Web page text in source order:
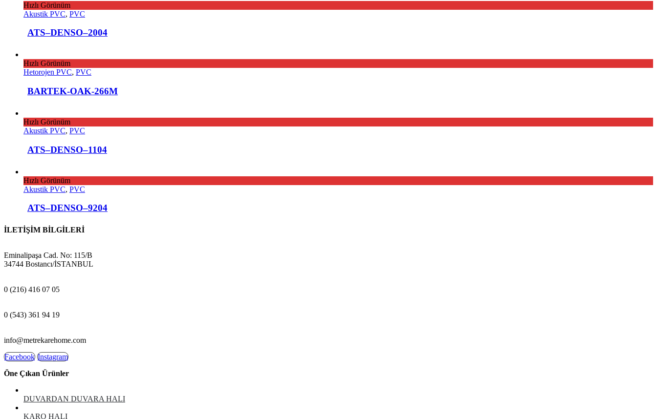
Hızlı Görünüm
Akustik PVC, PVC
ATS–DENSO–2004
Hızlı Görünüm
Hetorojen PVC, PVC
BARTEK-OAK-266M
Hızlı Görünüm
Akustik PVC, PVC
ATS–DENSO–1104
Hızlı Görünüm
Akustik PVC, PVC
ATS–DENSO–9204
İLETİŞİM BİLGİLERİ
Eminalipaşa Cad. No: 115/B
34744 Bostancı/İSTANBUL
0 (216) 416 07 05
0 (543) 361 94 19
info@metrekarehome.com
Facebook Instagram
Öne Çıkan Ürünler
DUVARDAN DUVARA HALI
KARO HALI